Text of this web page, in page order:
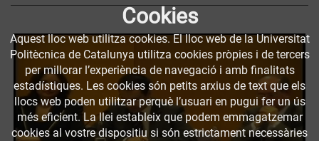
Cookies
Aquest lloc web utilitza cookies. El lloc web de la Universitat
Politècnica de Catalunya utilitza cookies pròpies i de tercers
per millorar l’experiència de navegació i amb finalitats
estadístiques. Les cookies són petits arxius de text que els
llocs web poden utilitzar perquè l’usuari en pugui fer un ús
més eficient. La llei estableix que podem emmagatzemar
cookies al vostre dispositiu si són estrictament necessàries